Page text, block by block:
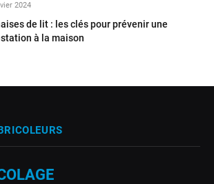
2024
de lit : les clés pour prévenir une
à la maison